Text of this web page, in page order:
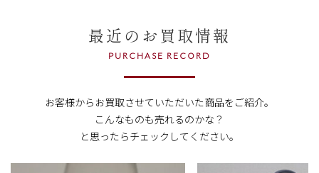
最近のお買取情報
PURCHASE RECORD
お客様からお買取させていただいた商品をご紹介。
こんなものも売れるのかな？
と思ったらチェックしてください。